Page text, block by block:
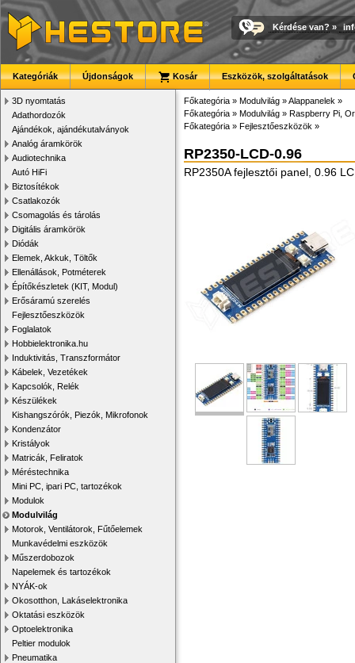
Kérdése van? »
Kategóriák Újdonságok Kosár Eszközök, szolgáltatások
3D nyomtatás
Adathordozók
Ajándékok, ajándékutalványok
Analóg áramkörök
Audiotechnika
Autó HiFi
Biztosítékok
Csatlakozók
Csomagolás és tárolás
Digitális áramkörök
Diódák
Elemek, Akkuk, Töltők
Ellenállások, Potméterek
Építőkészletek (KIT, Modul)
Erősáramú szerelés
Fejlesztőeszközök
Foglalatok
Hobbielektronika.hu
Induktivitás, Transzformátor
Kábelek, Vezetékek
Kapcsolók, Relék
Készülékek
Kishangszórók, Piezók, Mikrofonok
Kondenzátor
Kristályok
Matricák, Feliratok
Méréstechnika
Mini PC, ipari PC, tartozékok
Modulok
Modulvilág
Motorok, Ventilátorok, Fűtőelemek
Munkavédelmi eszközök
Műszerdobozok
Napelemek és tartozékok
NYÁK-ok
Okosotthon, Lakáselektronika
Oktatási eszközök
Optoelektronika
Peltier modulok
Pneumatika
Főkategória » Modulvilág »Alappanelek »
Főkategória » Modulvilág » Raspberry Pi,
Főkategória » Fejlesztőeszközök »
RP2350-LCD-0.96
RP2350A fejlesztői panel, 0.96